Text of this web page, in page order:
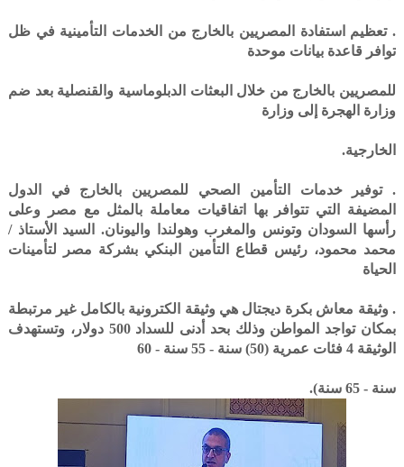
. تعظيم استفادة المصريين بالخارج من الخدمات التأمينية في ظل
توافر قاعدة بيانات موحدة
للمصريين بالخارج من خلال البعثات الدبلوماسية والقنصلية بعد ضم
وزارة الهجرة إلى وزارة
الخارجية.
. توفير خدمات التأمين الصحي للمصريين بالخارج في الدول
المضيفة التي تتوافر بها اتفاقيات معاملة بالمثل مع مصر وعلى
رأسها السودان وتونس والمغرب وهولندا واليونان. السيد الأستاذ /
محمد محمود، رئيس قطاع التأمين البنكي بشركة مصر لتأمينات
الحياة
. وثيقة معاش بكرة ديجتال هي وثيقة الكترونية بالكامل غير مرتبطة
بمكان تواجد المواطن وذلك بحد أدنى للسداد 500 دولار، وتستهدف
الوثيقة 4 فئات عمرية (50) سنة - 55 سنة - 60
سنة - 65 سنة).